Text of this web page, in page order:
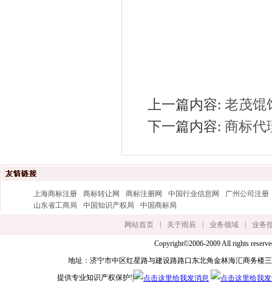
上一篇内容: 老茂馄
下一篇内容: 商标代
上海商标注册 商标转让网 商标注册网 中国行业信息网
广州公司注册
山东省工商局
中国知识产权局 中国商标局
网站首页 关于雨辰 业务领域 业务
Copyright©2006-2009 All rights
地址：济宁市中区红星路与建设路路口东北角金林海汇商务楼
提供专业知识产权保护!|